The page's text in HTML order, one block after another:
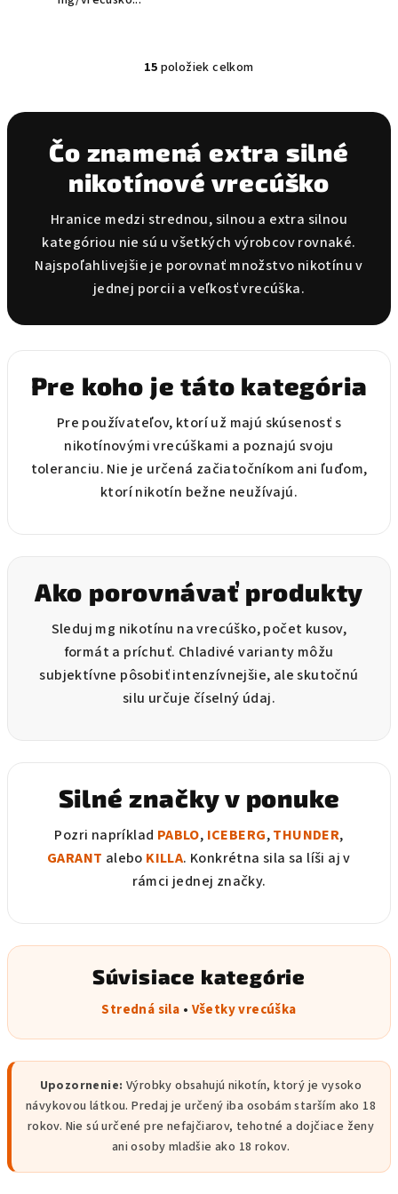
O
l
á
d
a
c
i
e
p
v
k
ý
p
i
s
u
15 položiek celkom
Čo znamená extra silné
nikotínové vrecúško
Hranice medzi strednou, silnou a extra silnou
kategóriou nie sú u všetkých výrobcov rovnaké.
Najspoľahlivejšie je porovnať množstvo nikotínu v
jednej porcii a veľkosť vrecúška.
Pre koho je táto kategória
Pre používateľov, ktorí už majú skúsenosť s
nikotínovými vrecúškami a poznajú svoju
toleranciu. Nie je určená začiatočníkom ani ľuďom,
ktorí nikotín bežne neužívajú.
Ako porovnávať produkty
Sleduj mg nikotínu na vrecúško, počet kusov,
formát a príchuť. Chladivé varianty môžu
subjektívne pôsobiť intenzívnejšie, ale skutočnú
silu určuje číselný údaj.
Silné značky v ponuke
Pozri napríklad PABLO, ICEBERG,THUNDER,
GARANT alebo KILLA. Konkrétna sila sa líši aj v
rámci jednej značky.
Súvisiace kategórie
Stredná sila • Všetky vrecúška
Upozornenie: Výrobky obsahujú nikotín, ktorý je vysoko
návykovou látkou. Predaj je určený iba osobám starším ako 18
rokov. Nie sú určené pre nefajčiarov, tehotné a dojčiace ženy
ani osoby mladšie ako 18 rokov.